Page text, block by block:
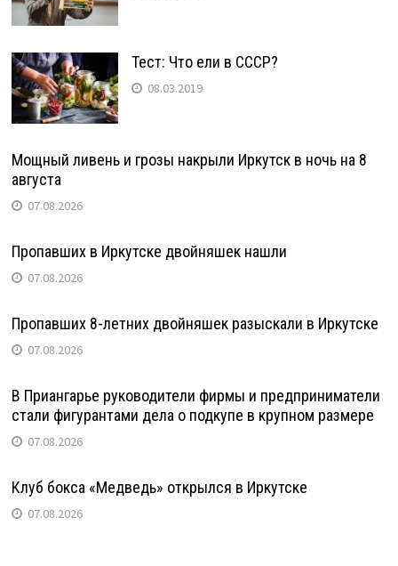
Тест: Что ели в СССР?
08.03.2019
Мощный ливень и грозы накрыли Иркутск в ночь на 8
августа
07.08.2026
Пропавших в Иркутске двойняшек нашли
07.08.2026
Пропавших 8-летних двойняшек разыскали в Иркутске
07.08.2026
В Приангарье руководители фирмы и предприниматели
стали фигурантами дела о подкупе в крупном размере
07.08.2026
Клуб бокса «Медведь» открылся в Иркутске
07.08.2026